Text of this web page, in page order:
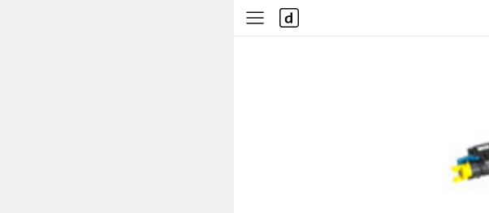
사
이
다
나
와